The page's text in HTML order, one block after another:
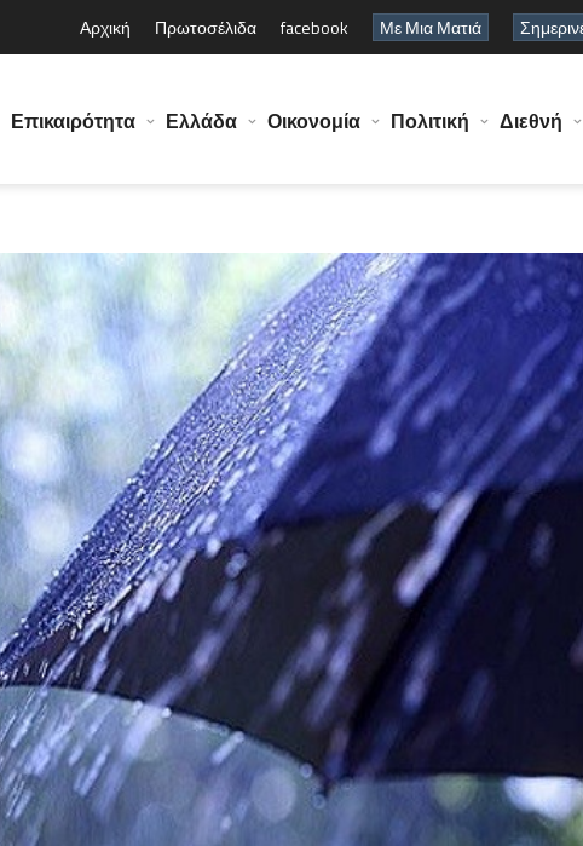
Αρχική Πρωτοσέλιδα facebook Με Μια Ματιά
Επικαιρότητα Ελλάδα Οικονομία Πολιτική Διεθνή